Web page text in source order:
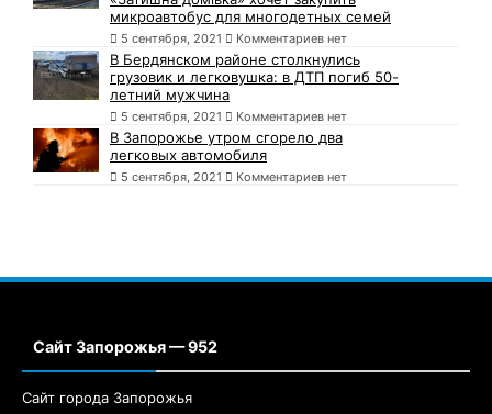
микроавтобус для многодетных семей
5 сентября, 2021 Комментариев нет
В Бердянском районе столкнулись
грузовик и легковушка: в ДТП погиб 50-
летний мужчина
5 сентября, 2021 Комментариев нет
В Запорожье утром сгорело два
легковых автомобиля
5 сентября, 2021 Комментариев нет
Сайт Запорожья — 952
Сайт города Запорожья